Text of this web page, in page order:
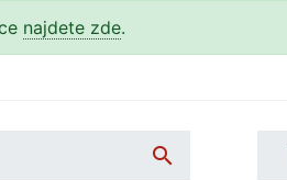
najdete zde.
